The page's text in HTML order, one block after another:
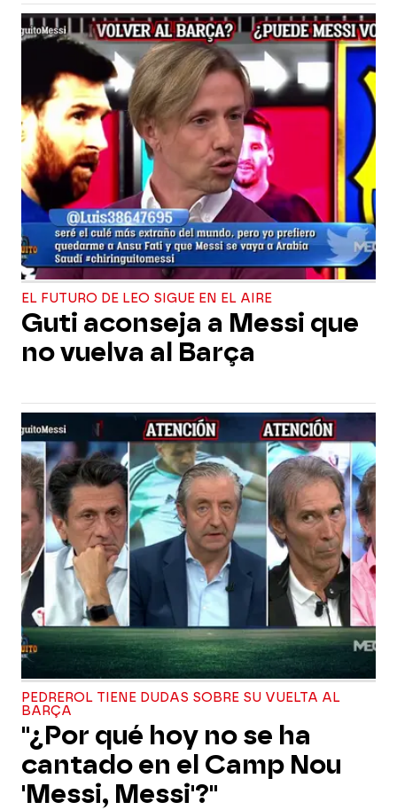
EL FUTURO DE LEO SIGUE EN EL AIRE
Guti aconseja a Messi que
no vuelva al Barça
PEDREROL TIENE DUDAS SOBRE SU VUELTA AL
BARÇA
"¿Por qué hoy no se ha
cantado en el Camp Nou
'Messi, Messi'?"